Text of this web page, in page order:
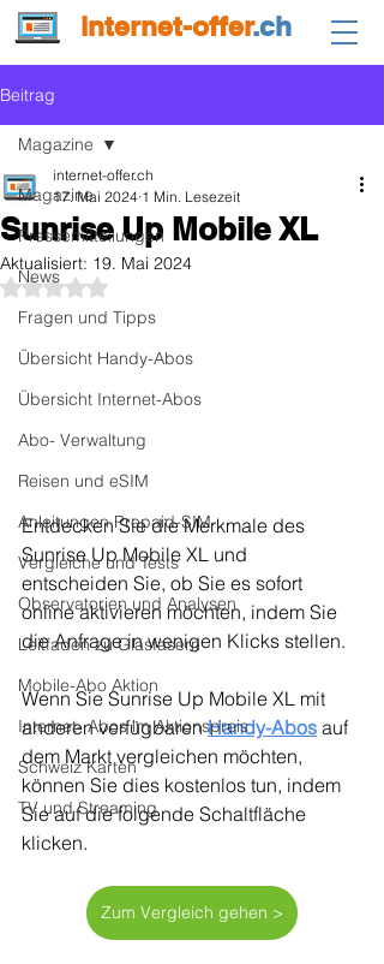
internet-offer.ch
Beitrag
Magazine
Pressemitteilungen
News
Fragen und Tipps
Übersicht Handy-Abos
Übersicht Internet-Abos
Abo- Verwaltung
Reisen und eSIM
Anleitungen Prepaid-SIM
Vergleiche und Tests
Observatorien und Analysen
Leitfaden zu Glasfasern
Mobile-Abo Aktion
Internet- Abos im Aktionspreis
Schweiz Karten
TV und Streaming
Magazine
Sunrise Up Mobile XL
internet-offer.ch
17. Mai 2024 1 Min. Lesezeit
Aktualisiert: 19. Mai 2024
Mit NaN von 5 Sternen bewertet.
Entdecken Sie die Merkmale des
Sunrise Up Mobile XL und
entscheiden Sie, ob Sie es sofort
online aktivieren möchten, indem Sie
die Anfrage in wenigen Klicks stellen.
Wenn Sie Sunrise Up Mobile XL mit
anderen verfügbaren Handy-Abos auf
dem Markt vergleichen möchten,
können Sie dies kostenlos tun, indem
Sie auf die folgende Schaltfläche
klicken.
Zum Vergleich gehen >